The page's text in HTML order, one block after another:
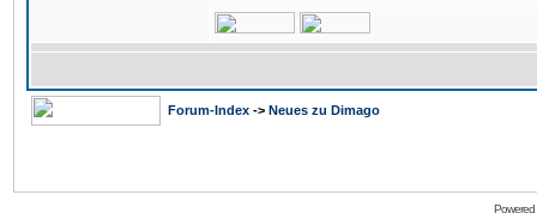
Forum-Index -> Neues zu Dimago